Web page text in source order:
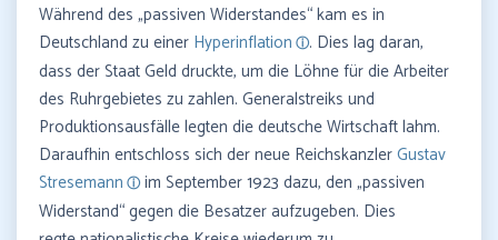
Während des „passiven Widerstandes“ kam es in
Deutschland zu einer Hyperinflation
. Dies lag daran,
dass der Staat Geld druckte, um die Löhne für die Arbeiter
des Ruhrgebietes zu zahlen. Generalstreiks und
Produktionsausfälle legten die deutsche Wirtschaft lahm.
Daraufhin entschloss sich der neue ReichskanzlerGustav
Stresemann
im September 1923 dazu, den „passiven
Widerstand“ gegen die Besatzer aufzugeben. Dies